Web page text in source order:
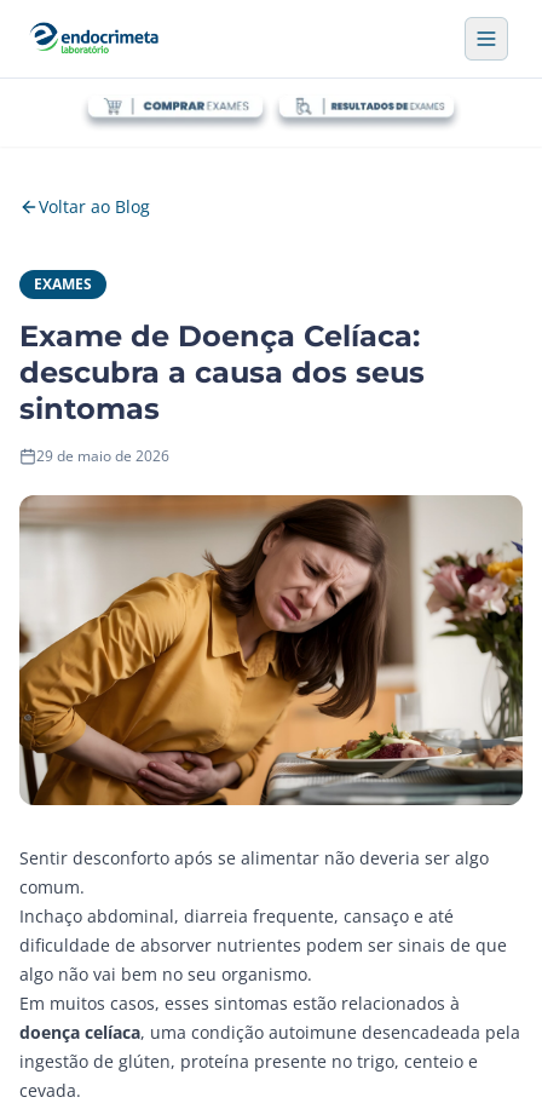
Voltar ao Blog
EXAMES
Exame de Doença Celíaca:
descubra a causa dos seus
sintomas
29 de maio de 2026
Sentir desconforto após se alimentar não deveria ser algo
comum.
Inchaço abdominal, diarreia frequente, cansaço e até
dificuldade de absorver nutrientes podem ser sinais de que
algo não vai bem no seu organismo.
Em muitos casos, esses sintomas estão relacionados à
doença celíaca, uma condição autoimune desencadeada pela
ingestão de glúten, proteína presente no trigo, centeio e
cevada.